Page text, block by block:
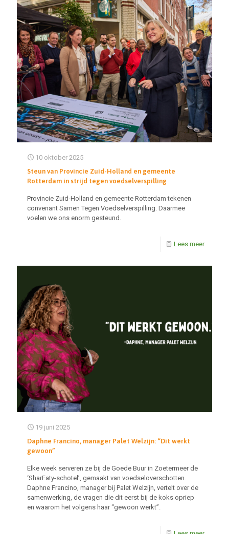
10 oktober 2025
Steun van Provincie Zuid-Holland en gemeente
Rotterdam in strijd tegen voedselverspilling
Provincie Zuid-Holland en gemeente Rotterdam tekenen
convenant Samen Tegen Voedselverspilling. Daarmee
voelen we ons enorm gesteund.
Lees meer
19 juni 2025
Daphne Francino, manager Palet Welzijn: “Dit werkt
gewoon”
Elke week serveren ze bij de Goede Buur in Zoetermeer de
‘SharEaty-schotel’, gemaakt van voedseloverschotten.
Daphne Francino, manager bij Palet Welzijn, vertelt over de
samenwerking, de vragen die dit eerst bij de koks opriep
en waarom het volgens haar “gewoon werkt”.